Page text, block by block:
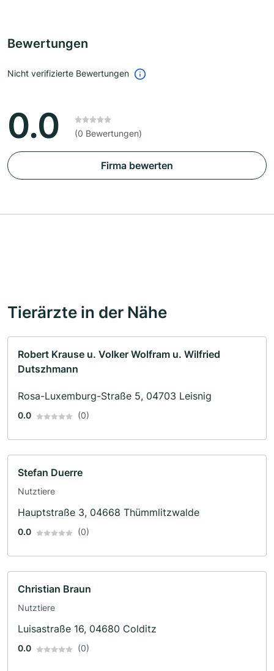
Bewertungen
Nicht verifizierte Bewertungen
0.0 (0 Bewertungen)
Firma bewerten
Tierärzte in der Nähe
Robert Krause u. Volker Wolfram u. Wilfried
Dutszhmann
Rosa-Luxemburg-Straße 5, 04703 Leisnig
0.0 (0)
Stefan Duerre
Nutztiere
Hauptstraße 3, 04668 Thümmlitzwalde
0.0 (0)
Christian Braun
Nutztiere
Luisastraße 16, 04680 Colditz
0.0 (0)